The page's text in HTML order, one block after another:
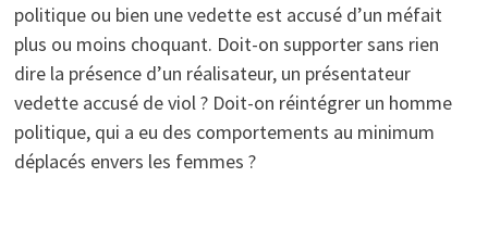
politique ou bien une vedette est accusé d’un méfait
plus ou moins choquant. Doit-on supporter sans rien
dire la présence d’un réalisateur, un présentateur
vedette accusé de viol ? Doit-on réintégrer un homme
politique, qui a eu des comportements au minimum
déplacés envers les femmes ?